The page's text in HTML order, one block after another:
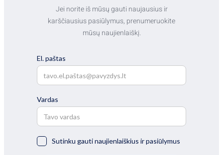
Jei norite iš mūsų gauti naujausius ir
karščiausius pasiūlymus, prenumeruokite
mūsų naujienlaiškį.